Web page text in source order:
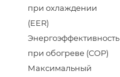
при охлаждении
(EER)
Энергоэффективность
при обогреве (COP)
Максимальный